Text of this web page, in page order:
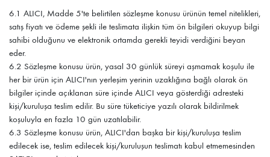
6.1 ALICI, Madde 5'te belirtilen sözleşme konusu ürünün temel nitelikleri,
satış fiyatı ve ödeme şekli ile teslimata ilişkin tüm ön bilgileri okuyup bilgi
sahibi olduğunu ve elektronik ortamda gerekli teyidi verdiğini beyan
eder.
6.2 Sözleşme konusu ürün, yasal 30 günlük süreyi aşmamak koşulu ile
her bir ürün için ALICI'nın yerleşim yerinin uzaklığına bağlı olarak ön
bilgiler içinde açıklanan süre içinde ALICI veya gösterdiği adresteki
kişi/kuruluşa teslim edilir. Bu süre tüketiciye yazılı olarak bildirilmek
koşuluyla en fazla 10 gün uzatılabilir.
6.3 Sözleşme konusu ürün, ALICI'dan başka bir kişi/kuruluşa teslim
edilecek ise, teslim edilecek kişi/kuruluşun teslimatı kabul etmemesinden